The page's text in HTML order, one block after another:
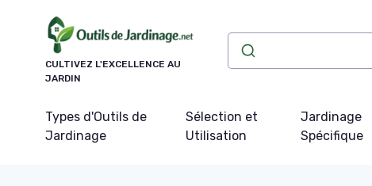
CULTIVEZ L'EXCELLENCE AU
JARDIN
Types d'Outils de
Jardinage
Sélection et
Utilisation
Jardinage
Spécifique